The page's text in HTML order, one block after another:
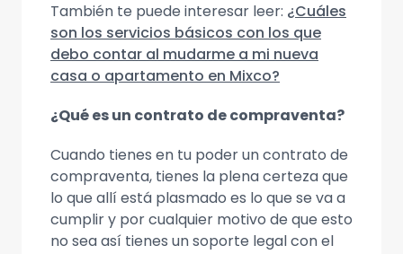
También te puede interesar leer: ¿Cuáles
son los servicios básicos con los que
debo contar al mudarme a mi nueva
casa o apartamento en Mixco?
¿Qué es un contrato de compraventa?
Cuando tienes en tu poder un contrato de
compraventa, tienes la plena certeza que
lo que allí está plasmado es lo que se va a
cumplir y por cualquier motivo de que esto
no sea así tienes un soporte legal con el